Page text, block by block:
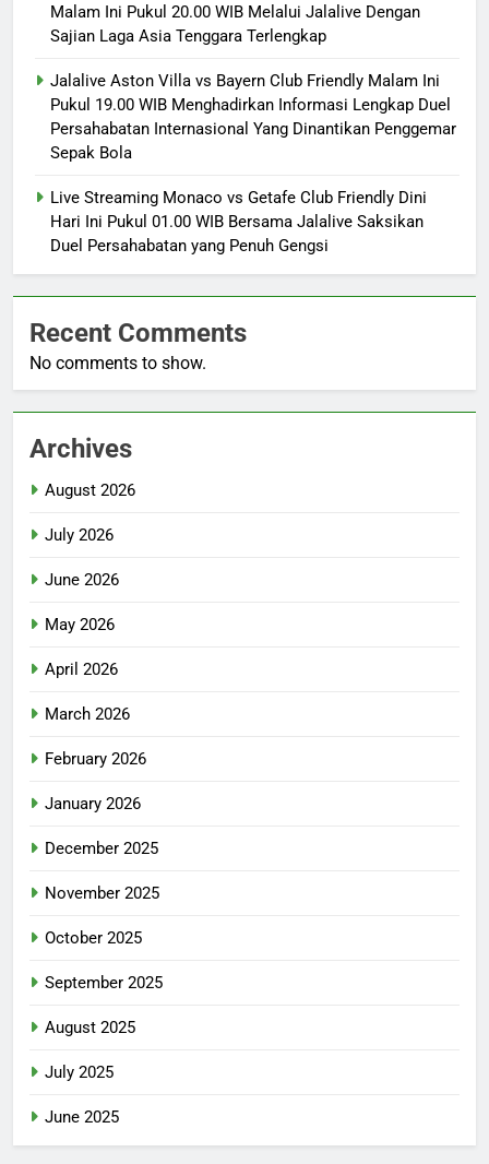
Malam Ini Pukul 20.00 WIB Melalui Jalalive Dengan
Sajian Laga Asia Tenggara Terlengkap
Jalalive Aston Villa vs Bayern Club Friendly Malam Ini
Pukul 19.00 WIB Menghadirkan Informasi Lengkap Duel
Persahabatan Internasional Yang Dinantikan Penggemar
Sepak Bola
Live Streaming Monaco vs Getafe Club Friendly Dini
Hari Ini Pukul 01.00 WIB Bersama Jalalive Saksikan
Duel Persahabatan yang Penuh Gengsi
Recent Comments
No comments to show.
Archives
August 2026
July 2026
June 2026
May 2026
April 2026
March 2026
February 2026
January 2026
December 2025
November 2025
October 2025
September 2025
August 2025
July 2025
June 2025